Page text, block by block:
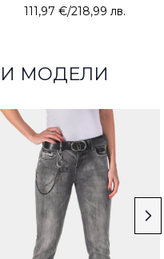
111,97 €/218,99 лв.
МОДЕЛИ